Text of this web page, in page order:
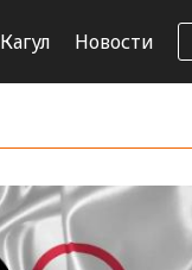
Кагул Новости